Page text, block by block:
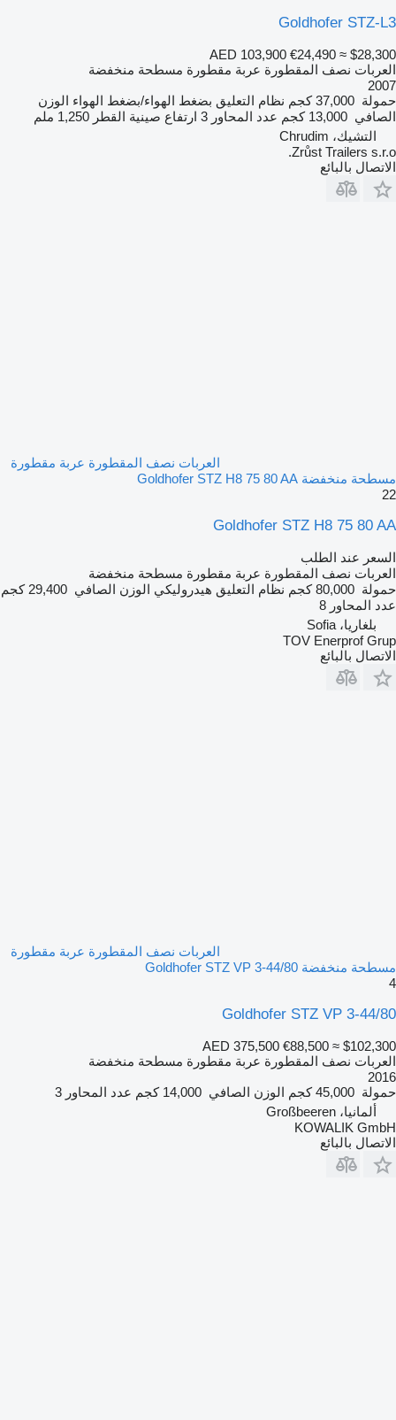
Goldhofer STZ-L3
AED 103,900 €24,490 ≈ $28,300
العربات نصف المقطورة عربة مقطورة مسطحة منخفضة
2007
حمولة 37,000 كجم نظام التعليق بضغط الهواء/بضغط الهواء الوزن
الصافي 13,000 كجم عدد المحاور 3 ارتفاع صينية القطر 1,250 ملم
التشيك، Chrudim
Zrůst Trailers s.r.o.
الاتصال بالبائع
العربات نصف المقطورة عربة مقطورة
مسطحة منخفضة Goldhofer STZ H8 75 80 AA
22
Goldhofer STZ H8 75 80 AA
السعر عند الطلب
العربات نصف المقطورة عربة مقطورة مسطحة منخفضة
حمولة 80,000 كجم نظام التعليق هيدروليكي الوزن الصافي 29,400 كجم
عدد المحاور 8
بلغاريا، Sofia
TOV Enerprof Grup
الاتصال بالبائع
العربات نصف المقطورة عربة مقطورة
مسطحة منخفضة Goldhofer STZ VP 3-44/80
4
Goldhofer STZ VP 3-44/80
AED 375,500 €88,500 ≈ $102,300
العربات نصف المقطورة عربة مقطورة مسطحة منخفضة
2016
حمولة 45,000 كجم الوزن الصافي 14,000 كجم عدد المحاور 3
ألمانيا، Großbeeren
KOWALIK GmbH
الاتصال بالبائع